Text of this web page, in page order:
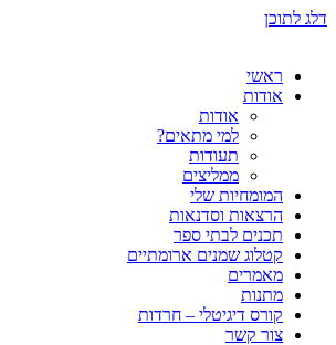
דלג לתוכן
ראשי
אודות
אודות
למי מתאים?
תעודות
ממליצים
המומחיות שלי
הרצאות וסדנאות
תכנים לבתי ספר
קטלוג שמנים ארומתיים
מאמרים
מתנות
קורס דיגיטלי – חרדות
צור קשר